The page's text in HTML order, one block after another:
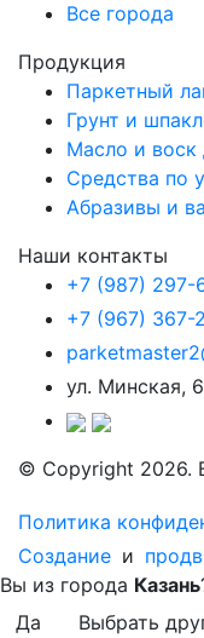
Все города
Продукция
Паркетный
Грунт и
Масло и воск
Средства по
Абразивы и
Наши контакты
+7 (987) 297-
+7 (967) 367-
ул. Минская,
© Copyright 2026.
Политика
Создание и
Вы из города Казань
Да
Выбрать